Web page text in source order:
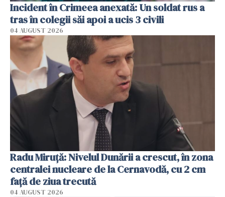
Incident în Crimeea anexată: Un soldat rus a
tras în colegii săi apoi a ucis 3 civili
04 AUGUST 2026
Radu Miruţă: Nivelul Dunării a crescut, în zona
centralei nucleare de la Cernavodă, cu 2 cm
faţă de ziua trecută
04 AUGUST 2026